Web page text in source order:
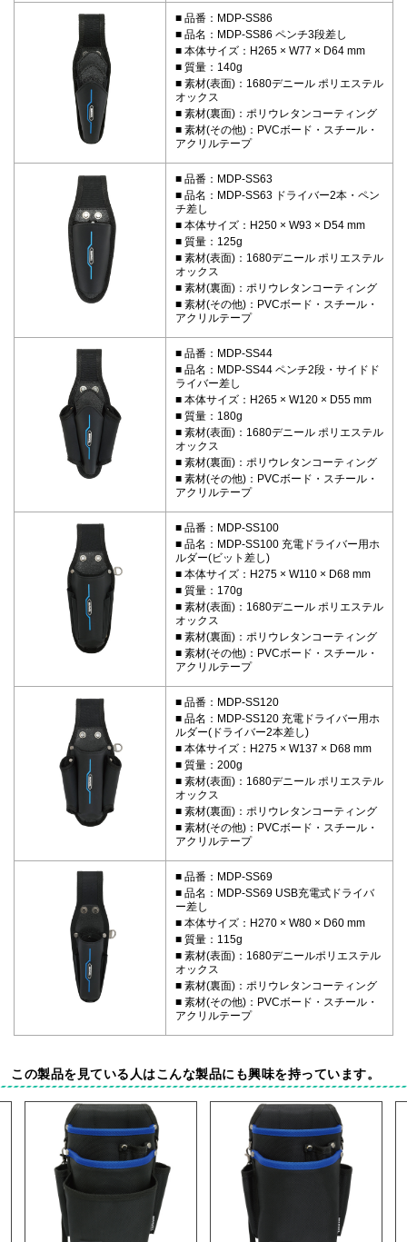
品番：MDP-SS86
品名：MDP-SS86 ペンチ3段差し
本体サイズ：H265 × W77 × D64 mm
質量：140g
素材(表面)：1680デニール ポリエステル
オックス
素材(裏面)：ポリウレタンコーティング
素材(その他)：PVCボード・スチール・
アクリルテープ
品番：MDP-SS63
品名：MDP-SS63 ドライバー2本・ペン
チ差し
本体サイズ：H250 × W93 × D54 mm
質量：125g
素材(表面)：1680デニール ポリエステル
オックス
素材(裏面)：ポリウレタンコーティング
素材(その他)：PVCボード・スチール・
アクリルテープ
品番：MDP-SS44
品名：MDP-SS44 ペンチ2段・サイドド
ライバー差し
本体サイズ：H265 × W120 × D55 mm
質量：180g
素材(表面)：1680デニール ポリエステル
オックス
素材(裏面)：ポリウレタンコーティング
素材(その他)：PVCボード・スチール・
アクリルテープ
品番：MDP-SS100
品名：MDP-SS100 充電ドライバー用ホ
ルダー(ビット差し)
本体サイズ：H275 × W110 × D68 mm
質量：170g
素材(表面)：1680デニール ポリエステル
オックス
素材(裏面)：ポリウレタンコーティング
素材(その他)：PVCボード・スチール・
アクリルテープ
品番：MDP-SS120
品名：MDP-SS120 充電ドライバー用ホ
ルダー(ドライバー2本差し)
本体サイズ：H275 × W137 × D68 mm
質量：200g
素材(表面)：1680デニール ポリエステル
オックス
素材(裏面)：ポリウレタンコーティング
素材(その他)：PVCボード・スチール・
アクリルテープ
品番：MDP-SS69
品名：MDP-SS69 USB充電式ドライバ
ー差し
本体サイズ：H270 × W80 × D60 mm
質量：115g
素材(表面)：1680デニールポリエステル
オックス
素材(裏面)：ポリウレタンコーティング
素材(その他)：PVCボード・スチール・
アクリルテープ
この製品を見ている人はこんな製品にも興味を持っています。